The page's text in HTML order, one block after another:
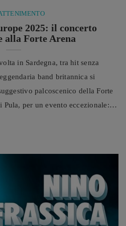
2025: il concerto
alla Forte Arena
in Sardegna, tra hit senza
band britannica si
palcoscenico della Forte
Pula, per un evento eccezionale:
nonché il gran finale di una